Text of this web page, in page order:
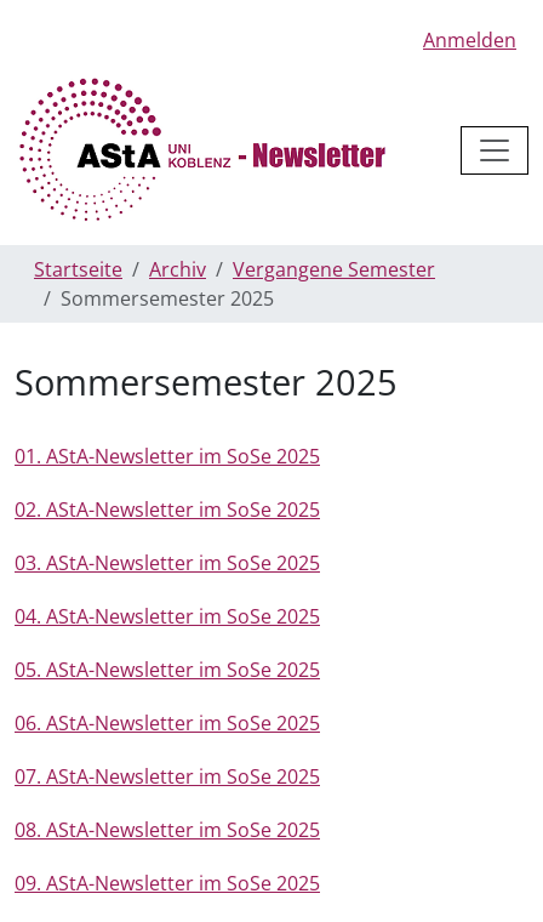
Anmelden
Startseite Archiv
Vergangene Semester
Sommersemester 2025
Sommersemester 2025
01. AStA-Newsletter im SoSe 2025
02. AStA-Newsletter im SoSe 2025
03. AStA-Newsletter im SoSe 2025
04. AStA-Newsletter im SoSe 2025
05. AStA-Newsletter im SoSe 2025
06. AStA-Newsletter im SoSe 2025
07. AStA-Newsletter im SoSe 2025
08. AStA-Newsletter im SoSe 2025
09. AStA-Newsletter im SoSe 2025